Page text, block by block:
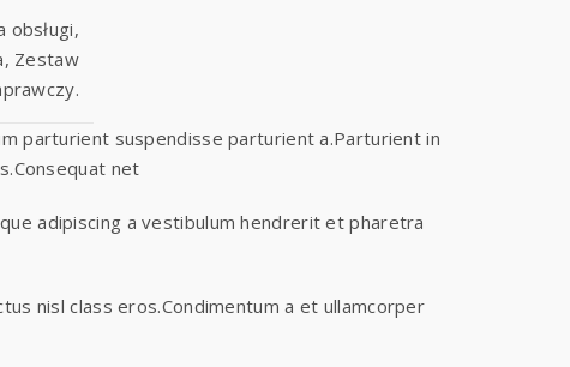
obsługi,
Zestaw
parturient suspendisse parturient a.Parturient in
net
adipiscing a vestibulum hendrerit et pharetra
nisl class eros.Condimentum a et ullamcorper